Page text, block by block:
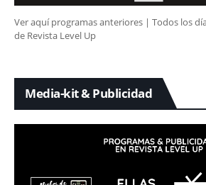
Ver aquí programas anteriores | Todos los
de Revista Level Up
Media-kit & Publicidad